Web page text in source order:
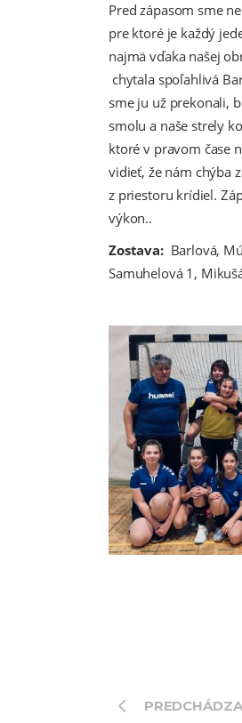
Pred zápasom sme
pre ktoré je každý
najmä vďaka našej
chytala spoľahlivá
sme ju už prekonali,
smolu a naše strely
ktoré v pravom čase
vidieť, že nám chýba
z priestoru krídiel.
výkon..
Zostava:Barlová,
Samuhelová 1,